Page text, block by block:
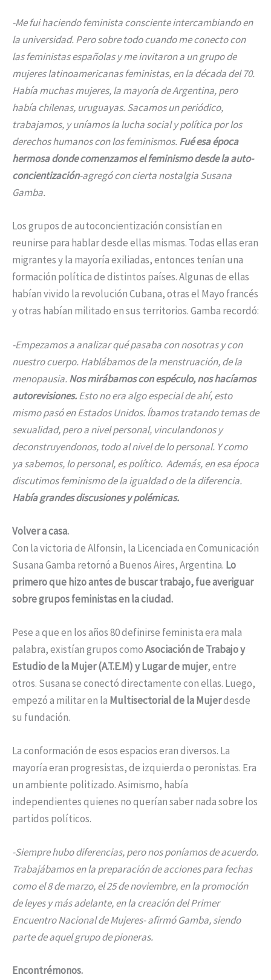
-Me fui haciendo feminista consciente intercambiando en
la universidad. Pero sobre todo cuando me conecto con
las feministas españolas y me invitaron a un grupo de
mujeres latinoamericanas feministas, en la década del 70.
Había muchas mujeres, la mayoría de Argentina, pero
había chilenas, uruguayas. Sacamos un periódico,
trabajamos, y uníamos la lucha social y política por los
derechos humanos con los feminismos.Fué esa época
hermosa donde comenzamos el feminismo desde la auto-
concientización-agregó con cierta nostalgia Susana
Gamba.
Los grupos de autoconcientización consistían en
reunirse para hablar desde ellas mismas. Todas ellas eran
migrantes y la mayoría exiliadas, entonces tenían una
formación política de distintos países. Algunas de ellas
habían vivido la revolución Cubana, otras el Mayo francés
y otras habían militado en sus territorios. Gamba recordó:
-Empezamos a analizar qué pasaba con nosotras y con
nuestro cuerpo. Hablábamos de la menstruación, de la
menopausia.Nos mirábamos con espéculo, nos hacíamos
autorevisiones.Esto no era algo especial de ahí, esto
mismo pasó en Estados Unidos. Íbamos tratando temas de
sexualidad, pero a nivel personal, vinculandonos y
deconstruyendonos, todo al nivel de lo personal. Y como
ya sabemos, lo personal, es político. Además, en esa época
discutimos feminismo de la igualdad o de la diferencia.
Había grandes discusiones y polémicas.
Volver a casa.
Con la victoria de Alfonsin, la Licenciada en Comunicación
Susana Gamba retornó a Buenos Aires, Argentina. Lo
primero que hizo antes de buscar trabajo, fue averiguar
sobre grupos feministas en la ciudad.
Pese a que en los años 80 definirse feminista era mala
palabra, existían grupos comoAsociación de Trabajo y
Estudio de la Mujer (A.T.E.M) y Lugar de mujer, entre
otros. Susana se conectó directamente con ellas. Luego,
empezó a militar en la Multisectorial de la Mujerdesde
su fundación.
La conformación de esos espacios eran diversos. La
mayoría eran progresistas, de izquierda o peronistas. Era
un ambiente politizado. Asimismo, había
independientes quienes no querían saber nada sobre los
partidos políticos.
-Siempre hubo diferencias, pero nos poníamos de acuerdo.
Trabajábamos en la preparación de acciones para fechas
como el 8 de marzo, el 25 de noviembre, en la promoción
de leyes y más adelante, en la creación del Primer
Encuentro Nacional de Mujeres- afirmó Gamba, siendo
parte de aquel grupo de pioneras.
Encontrémonos.